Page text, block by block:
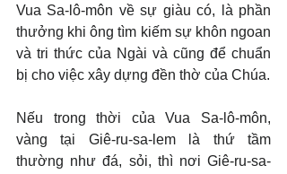
Vua Sa-lô-môn về sự giàu có, là phần
thưởng khi ông tìm kiếm sự khôn ngoan
và tri thức của Ngài và cũng để chuẩn
bị cho việc xây dựng đền thờ của Chúa.
Nếu trong thời của Vua Sa-lô-môn,
vàng tại Giê-ru-sa-lem là thứ tầm
thường như đá, sỏi, thì nơi Giê-ru-sa-